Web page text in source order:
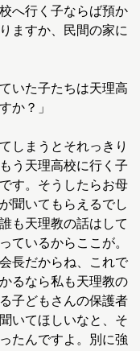
へ行く子ならば預か
ますか、民間の家に
いた子たちは天理高
か？」
しまうとそれっきり
う天理高校に行く子
す。そうしたらお母
聞いてもらえるでし
も天理教の話はして
ているからここが。
長だからね、これで
るなら私も天理教の
子どもさんの保護者
いてほしいなと、そ
たんですよ。別に強